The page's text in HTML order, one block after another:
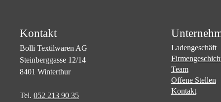
Kontakt
Bolli Textilwaren AG
Steinberggasse 12/14
8401 Winterthur
Tel. 052 213 90 35
Ladengeschäft
Team
Offene Stellen
Kontakt